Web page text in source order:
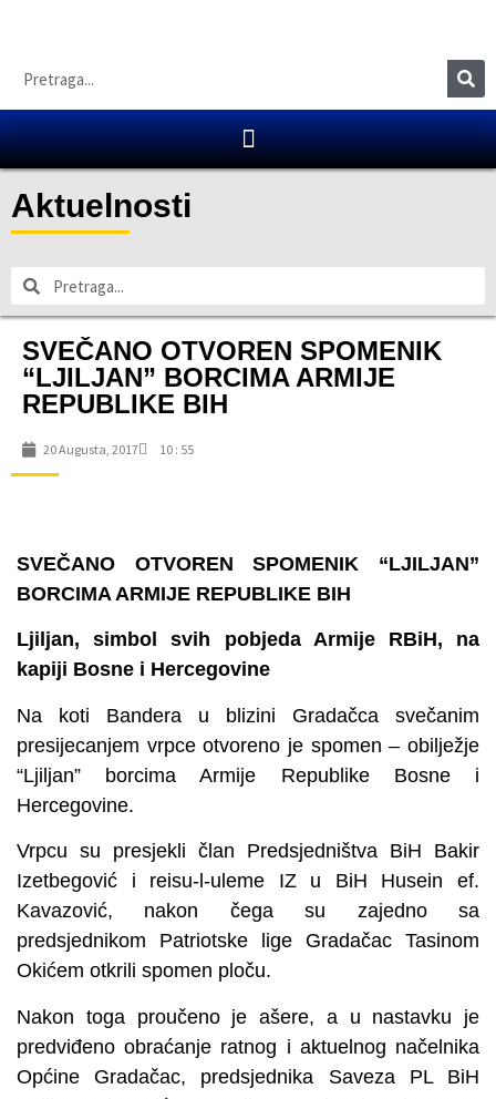
Aktuelnosti
SVEČANO OTVOREN SPOMENIK
“LJILJAN” BORCIMA ARMIJE
REPUBLIKE BIH
20 Augusta, 2017 10 : 55
SVEČANO OTVOREN SPOMENIK “LJILJAN”
BORCIMA ARMIJE REPUBLIKE BIH
Ljiljan, simbol svih pobjeda Armije RBiH, na
kapiji Bosne i Hercegovine
Na koti Bandera u blizini Gradačca svečanim
presijecanjem vrpce otvoreno je spomen – obilježje
“Ljiljan” borcima Armije Republike Bosne i
Hercegovine.
Vrpcu su presjekli član Predsjedništva BiH Bakir
Izetbegović i reisu-l-uleme IZ u BiH Husein ef.
Kavazović, nakon čega su zajedno sa
predsjednikom Patriotske lige Gradačac Tasinom
Okićem otkrili spomen ploču.
Nakon toga proučeno je ašere, a u nastavku je
predviđeno obraćanje ratnog i aktuelnog načelnika
Općine Gradačac, predsjednika Saveza PL BiH